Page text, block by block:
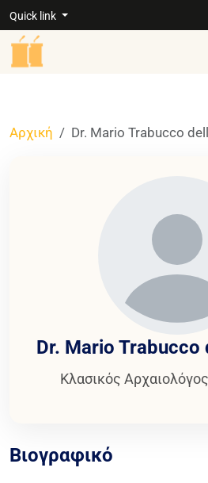
Quick link
Αρχική Dr. Mario Trabucco
Dr. Mario Trabucco
Κλασικός
Βιογραφικό